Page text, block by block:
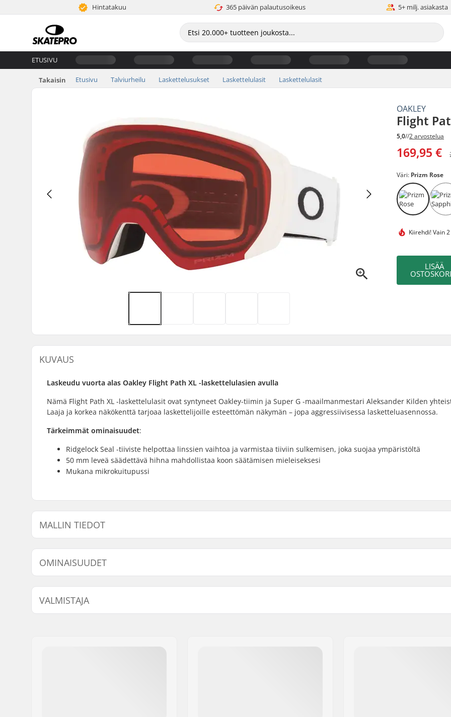
Hintatakuu 365 päivän palautusoikeus 5+ milj. asiakasta
ETUSIVU
Takaisin Etusivu Talviurheilu Laskettelusukset Laskettelulasit Laskettelulasit
OAKLEY
Flight
5,0//2 arvostelua
169,95 €
Väri: Prizm Rose
Kiirehdi!Vain
LISÄÄ
KUVAUS
Laskeudu vuorta alas Oakley Flight Path XL -laskettelulasien avulla
Nämä Flight Path XL -laskettelulasit ovat syntyneet Oakley-tiimin ja Super G -maailmanmestari Aleksander Kilden
Laaja ja korkea näkökenttä tarjoaa laskettelijoille esteettömän näkymän – jopa aggressiivisessa lasketteluasennossa.
Tärkeimmät ominaisuudet:
Ridgelock Seal -tiiviste helpottaa linssien vaihtoa ja varmistaa tiiviin sulkemisen, joka suojaa ympäristöltä
50 mm leveä säädettävä hihna mahdollistaa koon säätämisen mieleiseksesi
Mukana mikrokuitupussi
MALLIN TIEDOT
Prizm Rose
OMINAISUUDET
Lisäominaisuudet: Triple Layer Face Foam,Prizm Snow
Kasvojen koko:
Vaihdettavat linssit:
Kyllä
Voi käyttää kypärän
Sis. Ylimääräiset linssit:
VALMISTAJA